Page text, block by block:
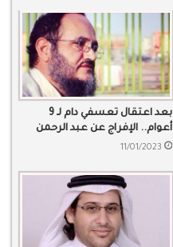
بعد اعتقال تعسفي دام لـ 9
أعوام.. الإفراج عن عبد الرحمن
الحامد
11/01/2023